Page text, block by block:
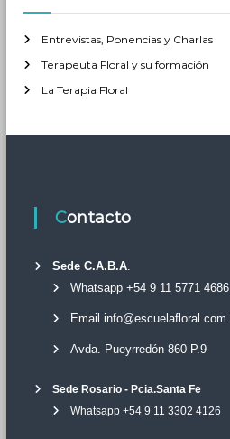
Entrevistas, Ponencias y Charlas
Terapeuta Floral y su formación
La Terapia Floral
Contacto
Sede C.A.B.A.
Whatsapp +54 9 11 5771 4686
Email info@escuelafloral.com
Avda. Pueyrredón 860 P.9
Sede Rosario - Pcia.Santa Fe
Whatsapp +54 9 11 3302 4126